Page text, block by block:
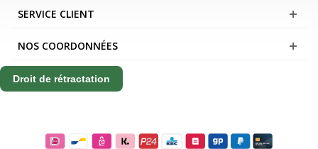
SERVICE CLIENT
NOS COORDONNÉES
Droit de rétractation